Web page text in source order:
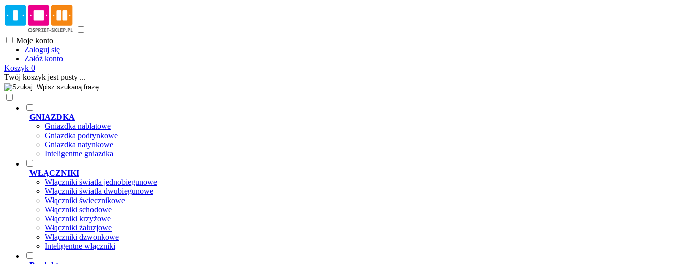
Moje konto
Zaloguj się
Załóż konto
Koszyk 0
Twój koszyk jest pusty ...
GNIAZDKA
Gniazdka nablatowe
Gniazdka podtynkowe
Gniazdka natynkowe
Inteligentne gniazdka
WŁĄCZNIKI
Włączniki światła jednobiegunowe
Włączniki światła dwubiegunowe
Włączniki świecznikowe
Włączniki schodowe
Włączniki krzyżowe
Włączniki żaluzjowe
Włączniki dzwonkowe
Inteligentne włączniki